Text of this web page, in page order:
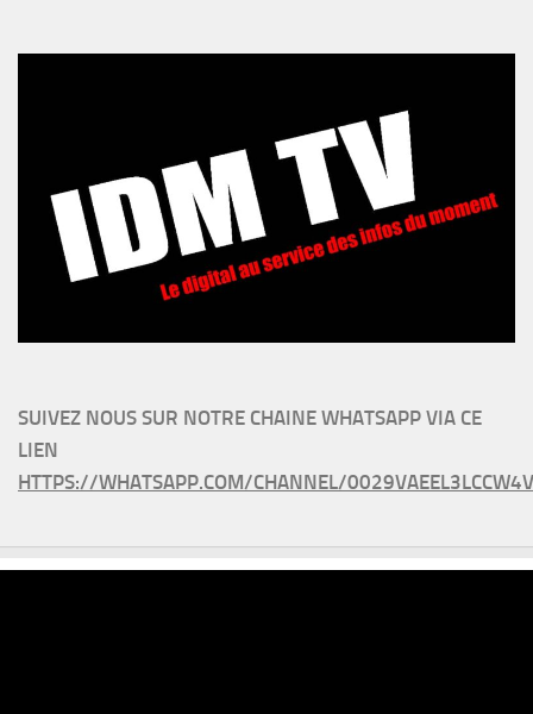
SUIVEZ NOUS SUR NOTRE CHAINE WHATSAPP VIA CE
LIEN
HTTPS://WHATSAPP.COM/CHANNEL/